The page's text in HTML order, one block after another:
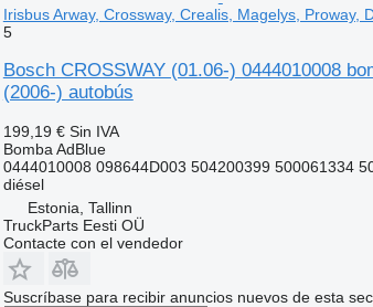
Irisbus Arway, Crossway, Crealis, Magelys, Proway,
5
Bosch CROSSWAY (01.06-) 0444010008
(2006-) autobús
199,19 € Sin IVA
Bomba AdBlue
0444010008 098644D003 504200399 500061334
diésel
Estonia, Tallinn
TruckParts Eesti OÜ
Contacte con el vendedor
Suscríbase para recibir anuncios nuevos de esta